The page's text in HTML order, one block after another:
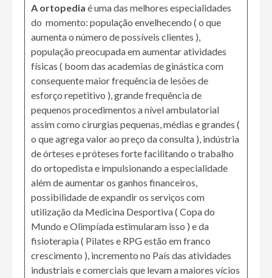
A ortopedia é uma das melhores especialidades
do momento: população envelhecendo ( o que
aumenta o número de possíveis clientes ),
população preocupada em aumentar atividades
físicas ( boom das academias de ginástica com
consequente maior frequência de lesões de
esforço repetitivo ), grande frequência de
pequenos procedimentos a nível ambulatorial
assim como cirurgias pequenas, médias e grandes (
o que agrega valor ao preço da consulta ), indústria
de órteses e próteses forte facilitando o trabalho
do ortopedista e impulsionando a especialidade
além de aumentar os ganhos financeiros,
possibilidade de expandir os serviços com
utilização da Medicina Desportiva ( Copa do
Mundo e Olimpíada estimularam isso ) e da
fisioterapia ( Pilates e RPG estão em franco
crescimento ), incremento no País das atividades
industriais e comerciais que levam a maiores vícios